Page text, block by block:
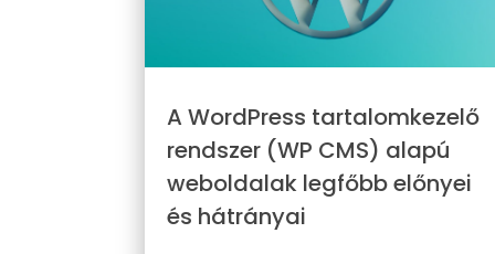
A WordPress tartalomkezelő
rendszer (WP CMS) alapú
weboldalak legfőbb előnyei
és hátrányai